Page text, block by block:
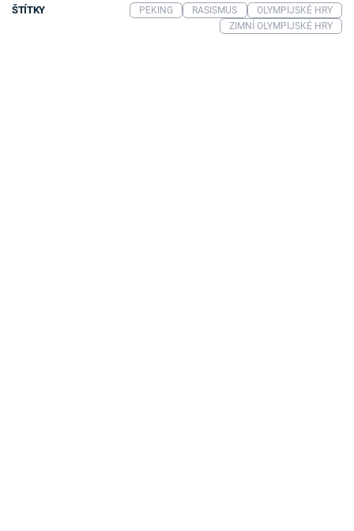
ŠTÍTKY PEKING RASISMUS
OLYMPIJSKÉ HRY
ZIMNÍ OLYMPIJSKÉ HRY